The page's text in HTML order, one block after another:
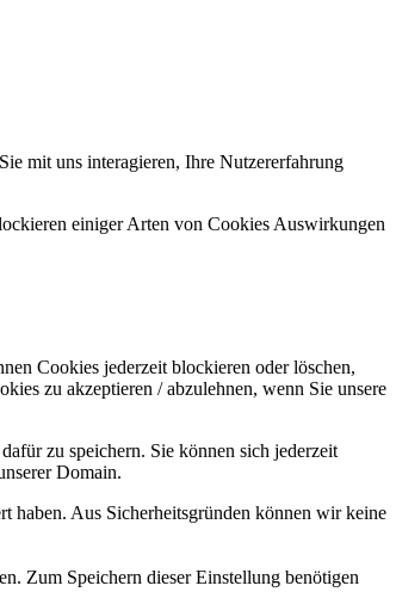
mit uns interagieren, Ihre Nutzererfahrung
einiger Arten von Cookies Auswirkungen
Cookies jederzeit blockieren oder löschen,
zu akzeptieren / abzulehnen, wenn Sie unsere
zu speichern. Sie können sich jederzeit
Domain.
haben. Aus Sicherheitsgründen können wir keine
Zum Speichern dieser Einstellung benötigen